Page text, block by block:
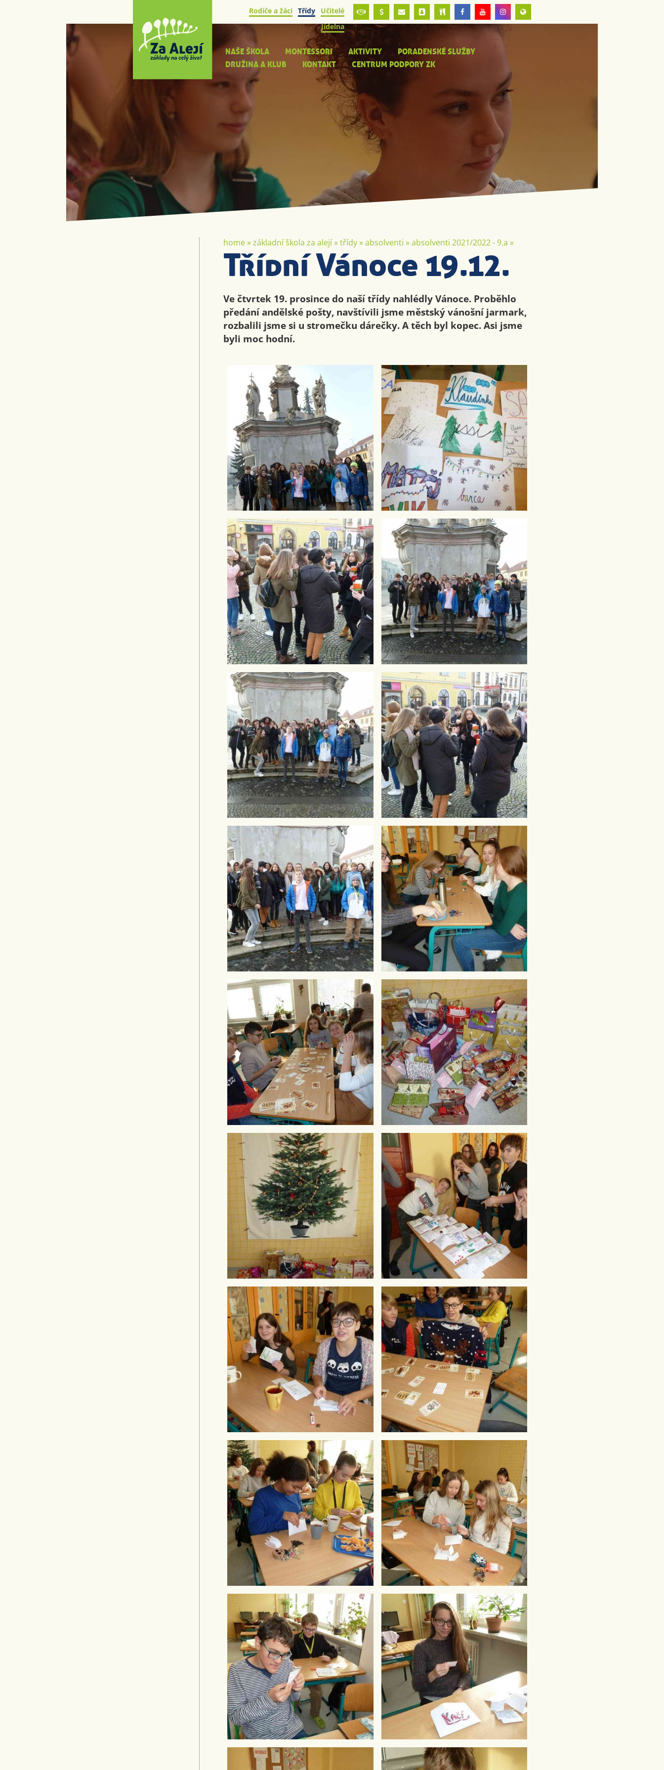
Rodiče a žáci Třídy
Učitelé
Jídelna
NAŠE ŠKOLA MONTESSORI AKTIVITY
PORADENSKÉ SLUŽBY
DRUŽINA A KLUB
KONTAKT CENTRUM PODPORY ZK
home»základní škola za alejí»třídy»absolventi »absolventi 2021/2022 - 9.a »
Třídní Vánoce 19.12.
Ve čtvrtek 19. prosince do naší třídy nahlédly Vánoce. Proběhlo
předání andělské pošty, navštívili jsme městský vánošní jarmark,
rozbalili jsme si u stromečku dárečky. A těch byl kopec. Asi jsme
byli moc hodní.